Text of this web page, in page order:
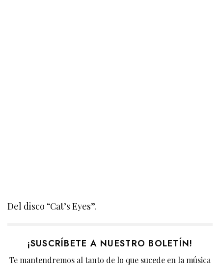
Del disco “Cat’s Eyes”.
¡SUSCRÍBETE A NUESTRO BOLETÍN!
Te mantendremos al tanto de lo que sucede en la música